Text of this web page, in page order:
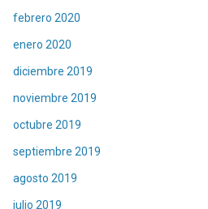
febrero 2020
enero 2020
diciembre 2019
noviembre 2019
octubre 2019
septiembre 2019
agosto 2019
julio 2019